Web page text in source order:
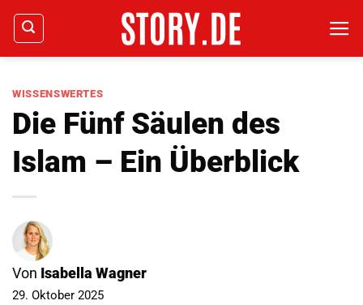
Zum
Inhalt
springen
WISSENSWERTES
Die Fünf Säulen des
Islam – Ein Überblick
Von Isabella Wagner
29. Oktober 2025